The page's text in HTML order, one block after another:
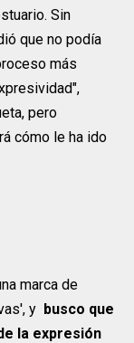
Sin
que no podía
más
pero
cómo le ha ido
marca de
y busco que
la expresión